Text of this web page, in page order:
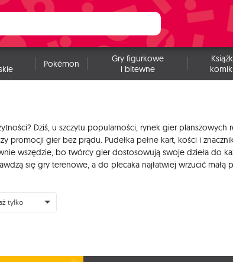
Pokémon
Gry figurkowe
i bitewne
Dziś, u szczytu popularności, rynek gier
gier bez prądu. Pudełka pełne kart, kości i
wszędzie, bo twórcy gier dostosowują swoje dzieła do
się gry terenowe, a do plecaka najłatwiej wrzucić małą
tylko